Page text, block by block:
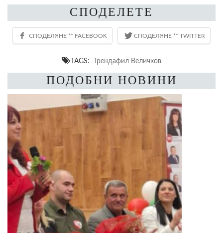
СПОДЕЛЕТЕ
TAGS: Трендафил Величков
ПОДОБНИ НОВИНИ